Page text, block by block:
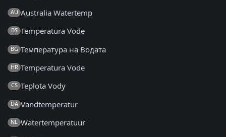
AU Australia Watertemp
BS Temperatura Vode
BG Температура на Водата
HR Temperatura Vode
CS Teplota Vody
DA Vandtemperatur
NL Watertemperatuur